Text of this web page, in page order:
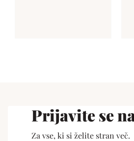
Prijavite se
Za vse, ki si želite stran več.